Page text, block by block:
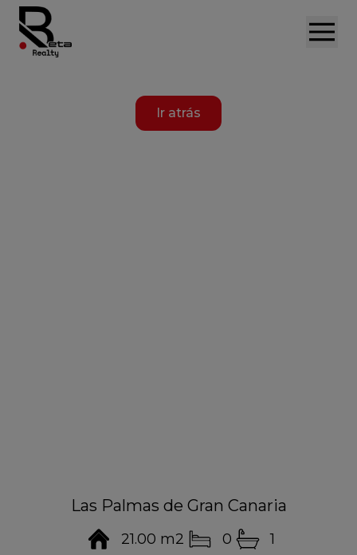
Ir atrás
Las Palmas de Gran Canaria
21.00 m2 0 1